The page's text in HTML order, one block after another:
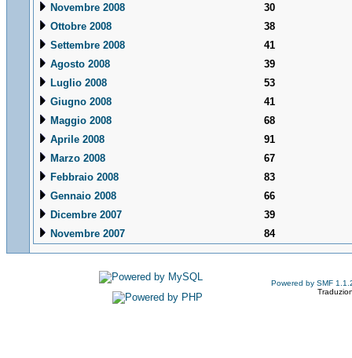
Novembre 2008
30
Ottobre 2008
38
Settembre 2008
41
Agosto 2008
39
Luglio 2008
53
Giugno 2008
41
Maggio 2008
68
Aprile 2008
91
Marzo 2008
67
Febbraio 2008
83
Gennaio 2008
66
Dicembre 2007
39
Novembre 2007
84
Powered by SMF